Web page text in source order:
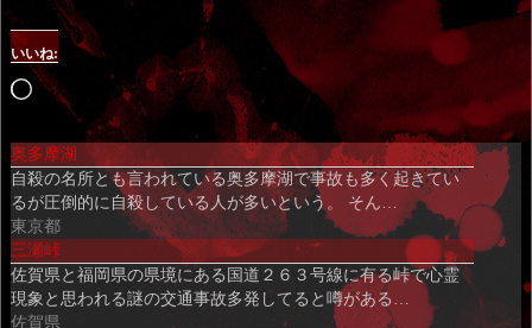
いいね:
読
込
み
中…
奥多摩湖
自殺の名所とも言われている奥多摩湖で事故も多く起きてい
るが圧倒的に自殺している人が多いという。 そん…
東京都
三瀬峠
佐賀県と福岡県の県境にある国道２６３号線に有る峠で心霊
現象と思われる謎の交通事故多発してると噂がある…
佐賀県